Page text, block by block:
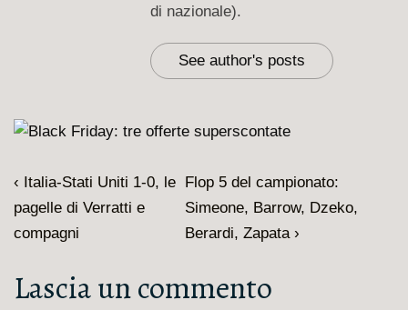
di nazionale).
See author's posts
Navigazione
articoli
L'articolo
precedente
è
‹ Italia-Stati Uniti 1-0, le
pagelle di Verratti e
compagni
Il
prossimo
articolo
Flop 5 del campionato:
Simeone, Barrow, Dzeko,
Berardi, Zapata ›
Lascia un commento